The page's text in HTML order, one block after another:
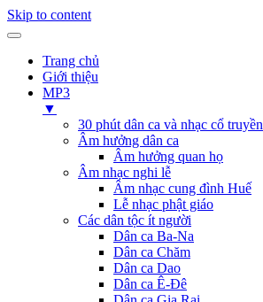
Skip to content
Trang chủ
Giới thiệu
MP3
▼
30 phút dân ca và nhạc cổ truyền
Âm hưởng dân ca
Âm hưởng quan họ
Âm nhạc nghi lễ
Âm nhạc cung đình Huế
Lễ nhạc phật giáo
Các dân tộc ít người
Dân ca Ba-Na
Dân ca Chăm
Dân ca Dao
Dân ca Ê-Đê